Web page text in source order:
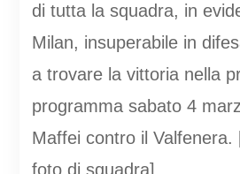
di tutta la squadra, in
Milan, insuperabile in
a trovare la vittoria nella
programma sabato 4
Maffei contro il Valfenera.
foto di squadra]